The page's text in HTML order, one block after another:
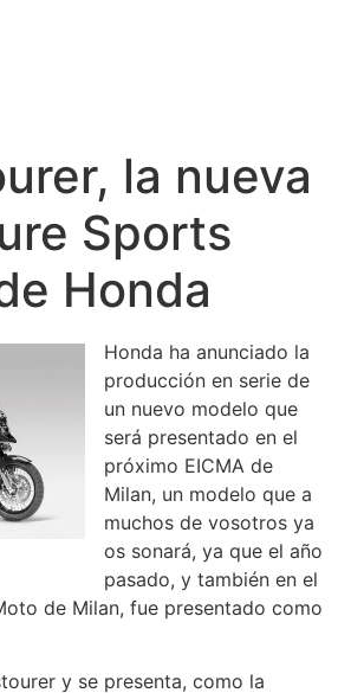
la nueva
Sports
Honda
Honda ha anunciado la
producción en serie de
un nuevo modelo que
será presentado en el
próximo EICMA de
Milan, un modelo que a
muchos de vosotros ya
os sonará, ya que el año
pasado, y también en el
de Milan, fue presentado como
y se presenta, como la